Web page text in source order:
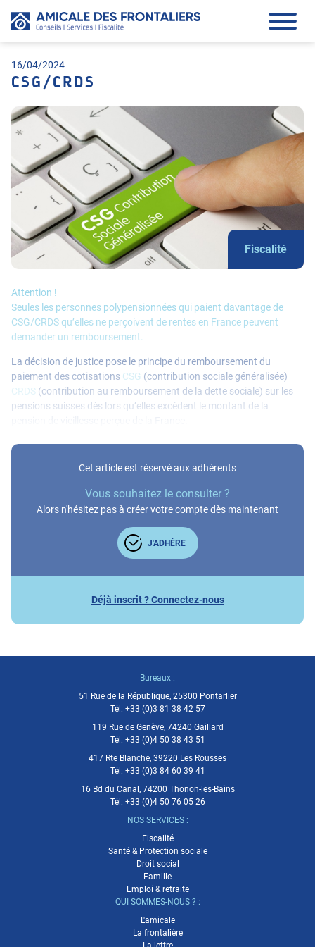
16/04/2024
CSG/CRDS
Fiscalité
Attention !
Seules les personnes polypensionnées qui paient davantage de
CSG/CRDS qu’elles ne perçoivent de rentes en France peuvent
demander un remboursement.
La décision de justice pose le principe du remboursement du
paiement des cotisations CSG (contribution sociale généralisée)
CRDS (contribution au remboursement de la dette sociale) sur les
pensions suisses dès lors qu’elles excèdent le montant de la
Cet article est réservé aux adhérents
Vous souhaitez le consulter ?
Alors n'hésitez pas à créer votre compte dès maintenant
J'ADHÈRE
Déjà inscrit ? Connectez-nous
Bureaux :
51 Rue de la République, 25300 Pontarlier
Tél: +33 (0)3 81 38 42 57
119 Rue de Genève, 74240 Gaillard
Tél: +33 (0)4 50 38 43 51
417 Rte Blanche, 39220 Les Rousses
Tél: +33 (0)3 84 60 39 41
16 Bd du Canal, 74200 Thonon-les-Bains
Tél: +33 (0)4 50 76 05 26
NOS SERVICES :
Fiscalité
Santé & Protection sociale
Droit social
Famille
Emploi & retraite
QUI SOMMES-NOUS ? :
L'amicale
La frontalière